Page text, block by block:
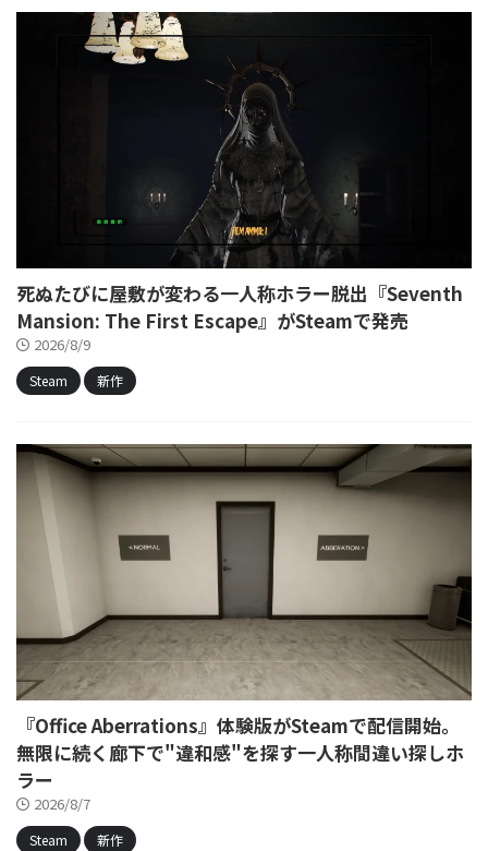
死ぬたびに屋敷が変わる一人称ホラー脱出『Seventh
Mansion: The First Escape』がSteamで発売
2026/8/9
Steam 新作
『Office Aberrations』体験版がSteamで配信開始。
無限に続く廊下で"違和感"を探す一人称間違い探しホ
ラー
2026/8/7
Steam 新作